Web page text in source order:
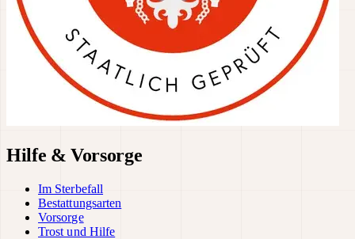
Hilfe & Vorsorge
Im Sterbefall
Bestattungsarten
Vorsorge
Trost und Hilfe